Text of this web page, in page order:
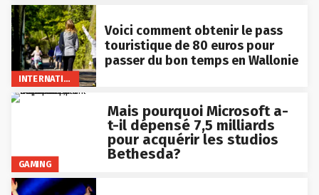
INTERNATIONAL
Voici comment obtenir le pass
touristique de 80 euros pour
passer du bon temps en Wallonie
GAMING
Mais pourquoi Microsoft a-
t-il dépensé 7,5 milliards
pour acquérir les studios
Bethesda?